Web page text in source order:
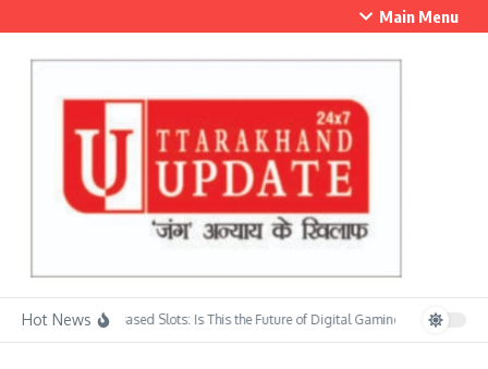
Main Menu
Hot NewsSkill-Based Slots: Is This the Future of Digital Gaming? सावन के